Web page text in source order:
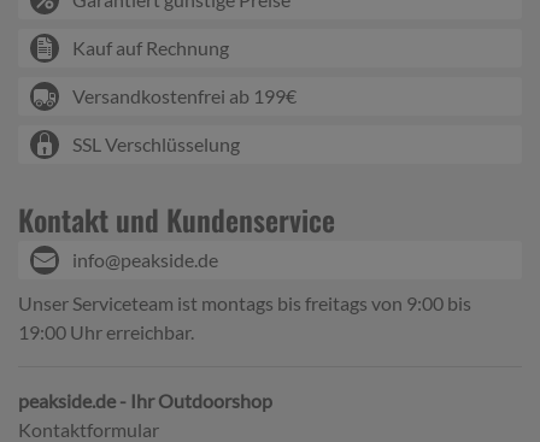
Kauf auf Rechnung
Versandkostenfrei ab 199€
SSL Verschlüsselung
Kontakt und Kundenservice
info@peakside.de
Unser Serviceteam ist montags bis freitags von 9:00 bis
19:00 Uhr erreichbar.
peakside.de - Ihr Outdoorshop
Kontaktformular